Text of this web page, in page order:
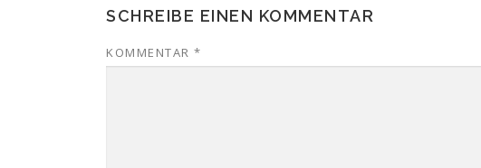
SCHREIBE EINEN KOMMENTAR
KOMMENTAR *